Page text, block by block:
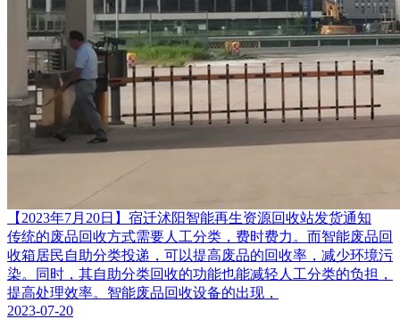
【2023年7月20日】宿迁沭阳智能再生资源回收站发货通知
传统的废品回收方式需要人工分类，费时费力。而智能废品回
收箱居民自助分类投递，可以提高废品的回收率，减少环境污
染。同时，其自助分类回收的功能也能减轻人工分类的负担，
提高处理效率。智能废品回收设备的出现，
2023-07-20